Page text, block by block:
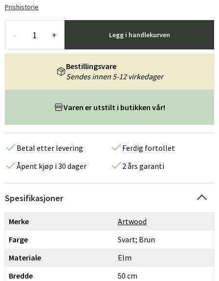
Prishistorie
- + Legg i handlekurven
Varen er utstilt i butikken vår!
Bestillingsvare
Sendes innen 5-12 virkedager
Betal etter levering
Ferdig fortollet
Åpent kjøp i 30 dager
2 års garanti
Spesifikasjoner
Merke
Artwood
Farge
Svart; Brun
Materiale
Elm
Bredde
50 cm